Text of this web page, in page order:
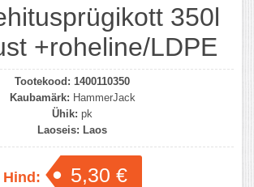
350l
+roheline/LDPE
Tootekood: 1400110350
Kaubamärk: HammerJack
Ühik: pk
Laoseis: Laos
Hind: 5,30 €